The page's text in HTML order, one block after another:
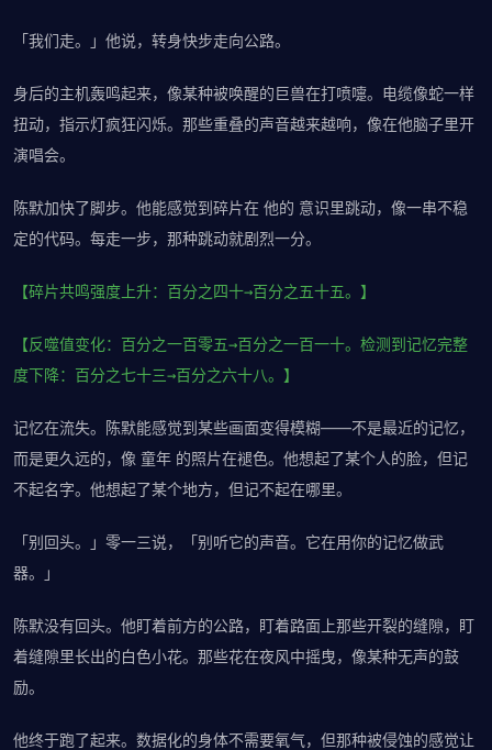
「我们走。」他说，转身快步走向公路。
身后的主机轰鸣起来，像某种被唤醒的巨兽在打喷嚏。电缆像蛇一样
扭动，指示灯疯狂闪烁。那些重叠的声音越来越响，像在他脑子里开
演唱会。
陈默加快了脚步。他能感觉到碎片在 他的 意识里跳动，像一串不稳
定的代码。每走一步，那种跳动就剧烈一分。
【碎片共鸣强度上升：百分之四十→百分之五十五。】
【反噬值变化：百分之一百零五→百分之一百一十。检测到记忆完整
度下降：百分之七十三→百分之六十八。】
记忆在流失。陈默能感觉到某些画面变得模糊——不是最近的记忆，
而是更久远的，像 童年 的照片在褪色。他想起了某个人的脸，但记
不起名字。他想起了某个地方，但记不起在哪里。
「别回头。」零一三说，「别听它的声音。它在用你的记忆做武
器。」
陈默没有回头。他盯着前方的公路，盯着路面上那些开裂的缝隙，盯
着缝隙里长出的白色小花。那些花在夜风中摇曳，像某种无声的鼓
励。
他终于跑了起来。数据化的身体不需要氧气，但那种被侵蚀的感觉让